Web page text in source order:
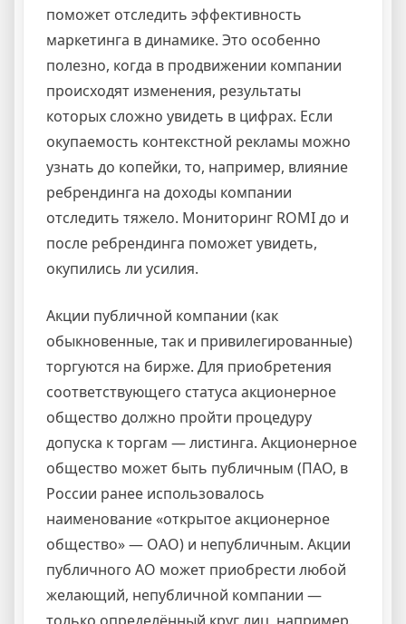
поможет отследить эффективность
маркетинга в динамике. Это особенно
полезно, когда в продвижении компании
происходят изменения, результаты
которых сложно увидеть в цифрах. Если
окупаемость контекстной рекламы можно
узнать до копейки, то, например, влияние
ребрендинга на доходы компании
отследить тяжело. Мониторинг ROMI до и
после ребрендинга поможет увидеть,
окупились ли усилия.
Акции публичной компании (как
обыкновенные, так и привилегированные)
торгуются на бирже. Для приобретения
соответствующего статуса акционерное
общество должно пройти процедуру
допуска к торгам — листинга. Акционерное
общество может быть публичным (ПАО, в
России ранее использовалось
наименование «открытое акционерное
общество» — ОАО) и непубличным. Акции
публичного АО может приобрести любой
желающий, непубличной компании —